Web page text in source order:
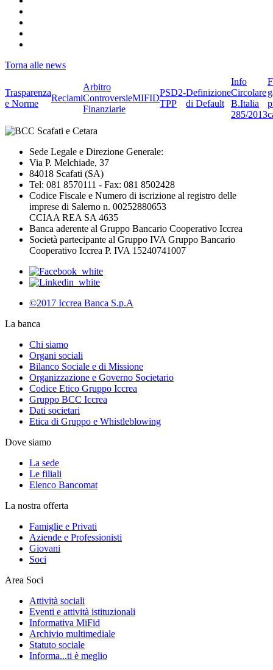
Torna alle news
Trasparenza
e Norme
Reclami
Arbitro
Controversie
Finanziarie
MIFID
PSD2-
TPP
Definizione
di Default
Info
Circolare
B.Italia
285/2013
Sede Legale e Direzione Generale:
Via P. Melchiade, 37
84018 Scafati (SA)
Tel: 081 8570111 - Fax: 081 8502428
Codice Fiscale e Numero di iscrizione al registro delle
imprese di Salerno n. 00252880653
CCIAA REA SA 4635
Banca aderente al Gruppo Bancario Cooperativo Iccrea
Società partecipante al Gruppo IVA Gruppo Bancario
Cooperativo Iccrea P. IVA 15240741007
©2017 Iccrea Banca S.p.A
La banca
Chi siamo
Organi sociali
Bilanco Sociale e di Missione
Organizzazione e Governo Societario
Codice Etico Gruppo Iccrea
Gruppo BCC Iccrea
Dati societari
Etica di Gruppo e Whistleblowing
Dove siamo
La sede
Le filiali
Elenco Bancomat
La nostra offerta
Famiglie e Privati
Aziende e Professionisti
Giovani
Soci
Area Soci
Attività sociali
Eventi e attività istituzionali
Informativa MiFid
Archivio multimediale
Statuto sociale
Informa...ti è meglio